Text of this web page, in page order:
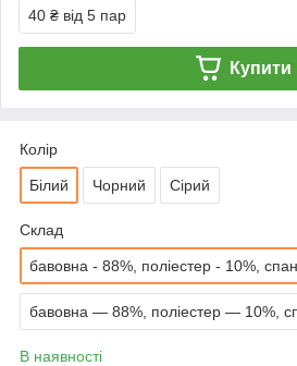
40 ₴ від 5 пар
Купити
Колір
Білий Чорний Сірий
Склад
бавовна - 88%, поліестер - 10%,
бавовна — 88%, поліестер — 10%,
В наявності